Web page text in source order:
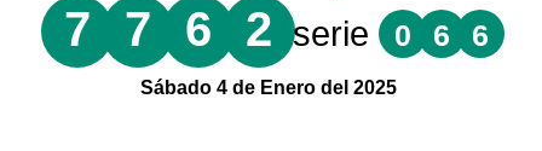
7 7 6 2 serie 0 6 6
Sábado 4 de Enero del 2025